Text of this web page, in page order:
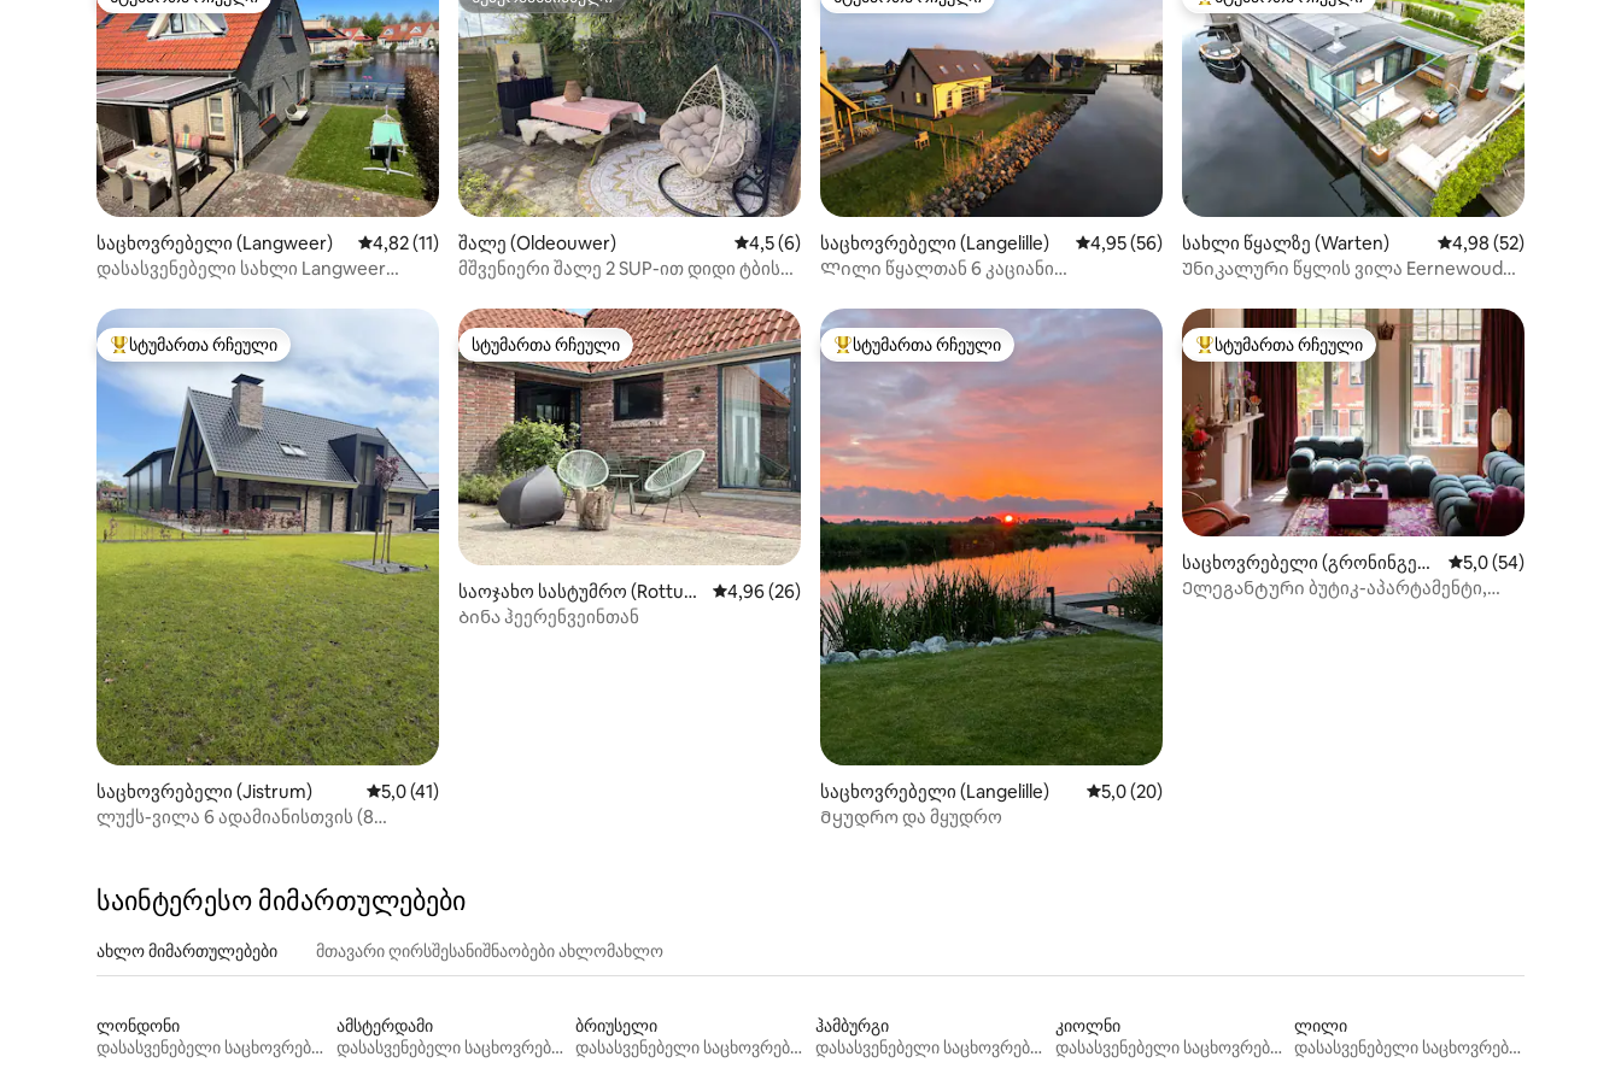
სტუმართა რჩეული
საცხოვრებელი (Langweer) საშუალო შეფასებაა 5‑დან 4,82, 11 მიმოხილვა
4,82 (11)
დასასვენებელი სახლი Langweer
სუპერმასპინძელი
შალე (Oldeouwer) საშუალო შეფასებაა 5‑დან 4,5, 6 მიმოხილვა
4,5 (6)
მშვენიერი შალე 2 SUP-ით დიდი ტბის
სტუმართა რჩეული
საცხოვრებელი (Langelille) საშუალო შეფასებაა 5‑დან 4,95, 56 მიმოხილვა
4,95 (56)
Ლილი წყალთან 6 კაციანი
სტუმართა რჩეული მოწინავე ვარიანტი
სახლი წყალზე (Warten) საშუალო შეფასებაა
4,98 (52)
Უნიკალური წყლის ვილა Eernewoude-
სტუმართა რჩეული მოწინავე ვარიანტი
სტუმართა რჩეული
საცხოვრებელი (Jistrum) საშუალო შეფასებაა 5‑დან 5,0, 41 მიმოხილვა
5,0 (41)
ლუქს-ვილა 6 ადამიანისთვის (8
სტუმართა რჩეული
სტუმართა რჩეული
საოჯახო სასტუმრო (Rottu
m)
საშუალო შეფასებაა 5‑დან 4,96, 26 მიმოხილვა
4,96 (26)
Ბინა ჰეერენვეინთან
სტუმართა რჩეული მოწინავე ვარიანტი
სტუმართა რჩეული
საცხოვრებელი (Langelille) საშუალო შეფასებაა 5‑დან 5,0, 20 მიმოხილვა
5,0 (20)
Მყუდრო და მყუდრო
სტუმართა რჩეული მოწინავე ვარიანტი
სტუმართა რჩეული
საცხოვრებელი (გრონინგენ
ი)
საშუალო
5,0 (54)
Ელეგანტური ბუტიკ-აპარტამენტი,
საინტერესო მიმართულებები
ახლო მიმართულებები მთავარი ღირსშესანიშნაობები ახლომახლო
ლონდონი
დასასვენებელი საცხოვრებლები
ამსტერდამი
დასასვენებელი საცხოვრებლები
ბრიუსელი
დასასვენებელი საცხოვრებლები
ჰამბურგი
დასასვენებელი საცხოვრებლები
კიოლნი
დასასვენებელი საცხოვრებლები
ლილი
დასასვენებელი საცხოვრებლები